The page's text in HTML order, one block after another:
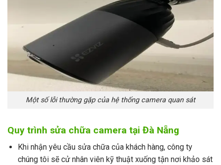
Một số lỗi thường gặp của hệ thống camera quan sát
Quy trình sửa chữa camera tại Đà Nẵng
Khi nhận yêu cầu sửa chữa của khách hàng, công ty
chúng tôi sẽ cử nhân viên kỹ thuật xuống tận nơi khảo sát